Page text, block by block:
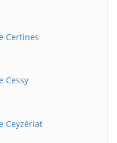
Certines
Cessy
Ceyzériat